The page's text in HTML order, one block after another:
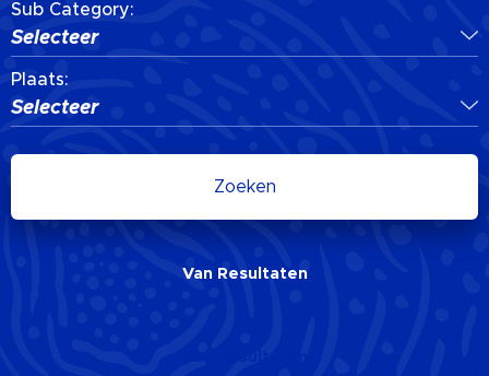
Sub Category:
Selecteer
Plaats:
Selecteer
Zoeken
Van Resultaten